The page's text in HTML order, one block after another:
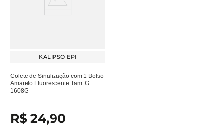
KALIPSO EPI
Colete de Sinalização com 1 Bolso
Amarelo Fluorescente Tam. G
1608G
R$ 24,90